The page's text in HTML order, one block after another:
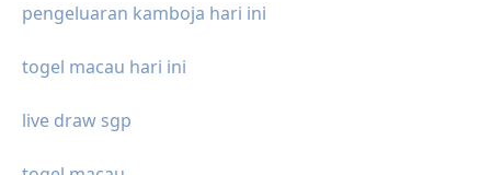
pengeluaran kamboja hari ini
togel macau hari ini
live draw sgp